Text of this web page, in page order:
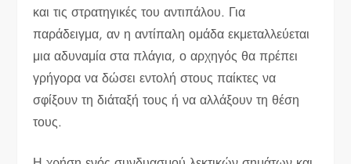
και τις στρατηγικές του αντιπάλου. Για
παράδειγμα, αν η αντίπαλη ομάδα εκμεταλλεύεται
μια αδυναμία στα πλάγια, ο αρχηγός θα πρέπει
γρήγορα να δώσει εντολή στους παίκτες να
σφίξουν τη διάταξή τους ή να αλλάξουν τη θέση
τους.